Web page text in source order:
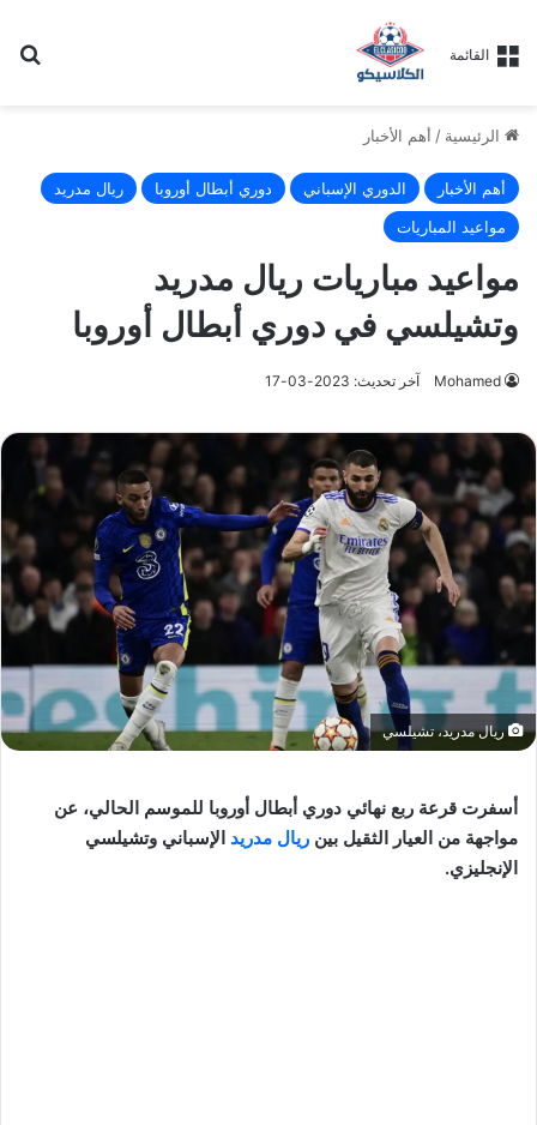
القائمة
الرئيسية / أهم الأخبار
أهم الأخبار الدوري الإسباني دوري أبطال أوروبا
ريال مدريد
مواعيد المباريات
مواعيد مباريات ريال مدريد
وتشيلسي في دوري أبطال أوروبا
Mohamed آخر تحديث: 2023-03-17
ريال مدريد، تشيلسي
أسفرت قرعة ربع نهائي دوري أبطال أوروبا للموسم الحالي، عن
مواجهة من العيار الثقيل بين ريال مدريد الإسباني وتشيلسي
الإنجليزي.